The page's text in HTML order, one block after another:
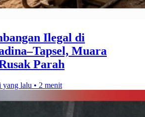
Ilegal di
Muara
Parah
yang lalu • 2 menit